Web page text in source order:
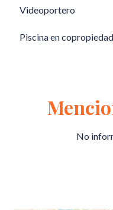
Videoportero
Piscina en copropiedad
No